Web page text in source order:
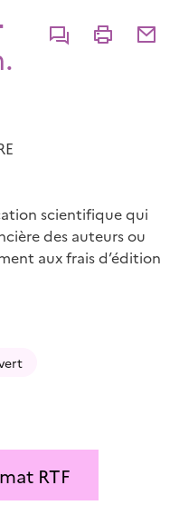
CommenterImprimer
scientifique qui
des auteurs ou
aux frais d’édition
RTF